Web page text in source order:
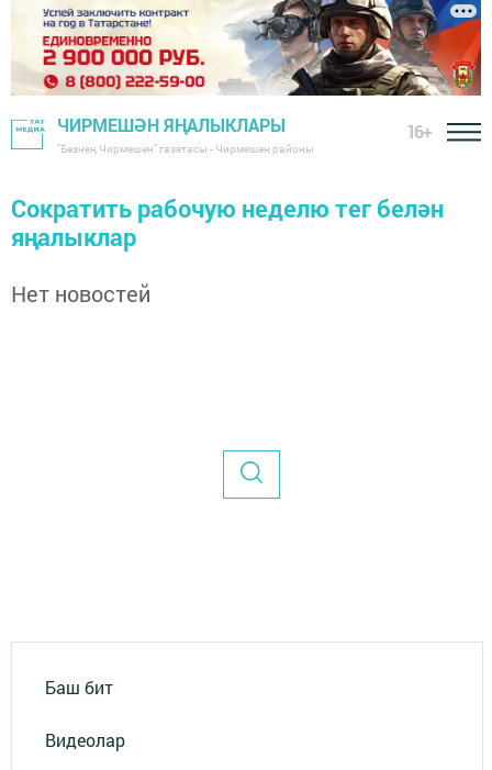
ЧИРМЕШӘН ЯҢАЛЫКЛАРЫ
"Безнең Чирмешән" газетасы - Чирмешән районы
16+
Сократить рабочую неделю тег белән
яңалыклар
Нет новостей
Баш бит
Видеолар